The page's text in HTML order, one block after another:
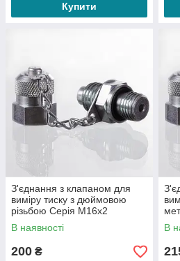
КОНСУЛЬТАЦІЙНА
Ми надаємо всебічну
клієнтам, детальну
особливості їх експлуатації,
всі питання. Досвідчені
підібрати обладнання, з
індивідуальних потреб
Купити
З'єднання з клапаном для
виміру тиску з дюймовою
різьбою Серія M16x2
В наявності
200 ₴
В